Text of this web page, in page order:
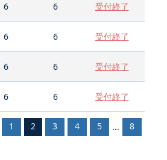
6 6 受付終了
6 6 受付終了
6 6 受付終了
6 6 受付終了
1 2 3 4 5 ... 8